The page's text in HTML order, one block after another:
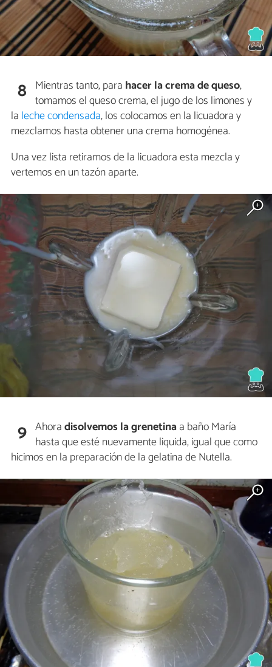
8 Mientras tanto, para hacer la crema de queso,
tomamos el queso crema, el jugo de los limones y
la leche condensada, los colocamos en la licuadora y
mezclamos hasta obtener una crema homogénea.
Una vez lista retiramos de la licuadora esta mezcla y
vertemos en un tazón aparte.
9 Ahoradisolvemos la grenetinaa baño María
hasta que esté nuevamente liquida, igual que como
hicimos en la preparación de la gelatina de Nutella.